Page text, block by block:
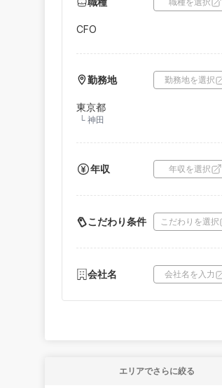
CFO
勤務地 勤務地を選択
東京都
└ 神田
年収 年収を選択
こだわり条件 こだわりを選択
会社名 会社名を入力
エリアでさらに絞る